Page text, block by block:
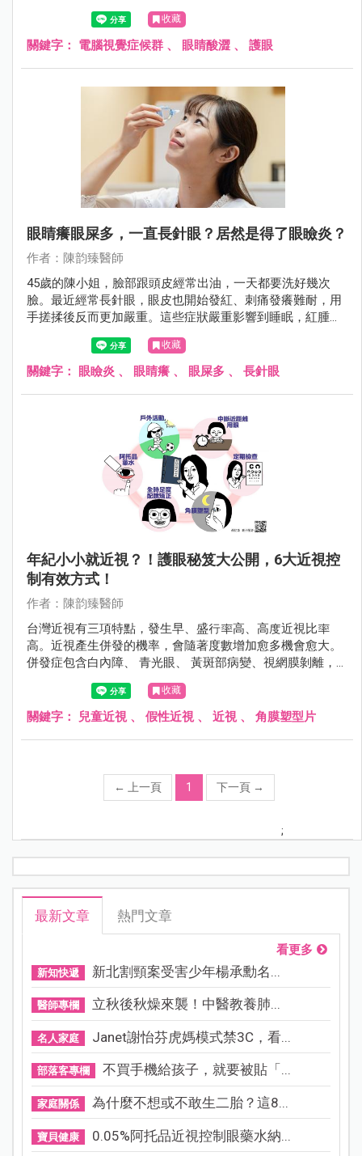
痛，與不當的姿勢及螢幕位置息息相關。同時，可能還伴隨
視力相關症狀，如視力模糊、假性近視、聚焦困難，這些問
題可能和眼鏡度數、光線、螢幕本身有關。眼表症狀也是常
可能降低工作效率，還可能對眼睛和肌肉骨骼健康造成影
收藏
關鍵字： 電腦視覺症候群 、 眼睛酸澀 、 護眼
眼睛癢眼屎多，一直長針眼？居然是得了眼瞼炎？
作者：陳韵臻醫師
45歲的陳小姐，臉部跟頭皮經常出油，一天都要洗好幾次
臉。最近經常長針眼，眼皮也開始發紅、刺痛發癢難耐，用
手搓揉後反而更加嚴重。這些症狀嚴重影響到睡眠，紅腫的
雙眼也常讓人誤以為他剛哭過，造成他生活很大的困擾。到
皮膚科及眼科就診後，才知道原來自己得了脂漏性皮膚炎，
且有嚴重的眼瞼炎。
收藏
關鍵字： 眼瞼炎 、 眼睛癢 、 眼屎多 、 長針眼
年紀小小就近視？！護眼秘笈大公開，6大近視控
制有效方式！
作者：陳韵臻醫師
台灣近視有三項特點，發生早、盛行率高、高度近視比率
高。近視產生併發的機率，會隨著度數增加愈多機會愈大。
併發症包含白內障、 青光眼、 黃斑部病變、視網膜剝離，
甚至導致失明。
收藏
關鍵字： 兒童近視 、 假性近視 、 近視 、 角膜塑型片
← 上一頁 1 下一頁 →
;
最新文章 熱門文章
看更多
新知快遞 新北割頸案受害少年楊承勳名...
醫師專欄 立秋後秋燥來襲！中醫教養肺...
名人家庭 Janet謝怡芬虎媽模式禁3C，看...
部落客專欄 不買手機給孩子，就要被貼「...
家庭關係 為什麼不想或不敢生二胎？這8...
寶貝健康 0.05%阿托品近視控制眼藥水納...